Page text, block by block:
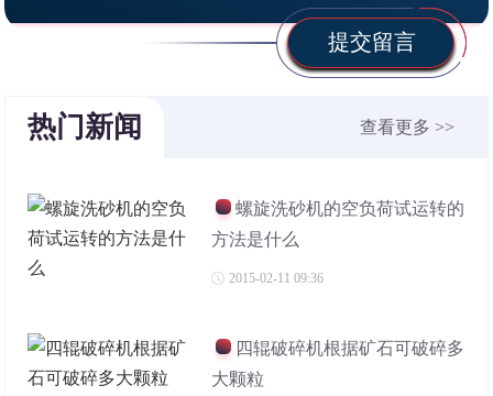
提交留言
热门新闻 查看更多 >>
螺旋洗砂机的空负荷试运转的
方法是什么
2015-02-11 09:36
四辊破碎机根据矿石可破碎多
大颗粒